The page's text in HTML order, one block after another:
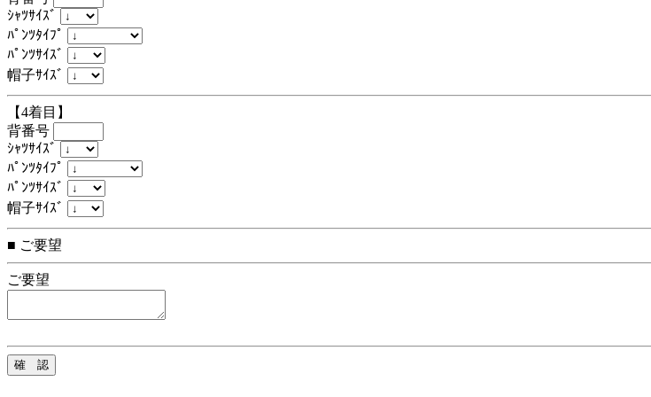
ｼｬﾂｻｲｽﾞ
ﾊﾟﾝﾂﾀｲﾌﾟ
ﾊﾟﾝﾂｻｲｽﾞ
帽子ｻｲｽﾞ
【4着目】
背番号
ｼｬﾂｻｲｽﾞ
ﾊﾟﾝﾂﾀｲﾌﾟ
ﾊﾟﾝﾂｻｲｽﾞ
帽子ｻｲｽﾞ
■ ご要望
ご要望